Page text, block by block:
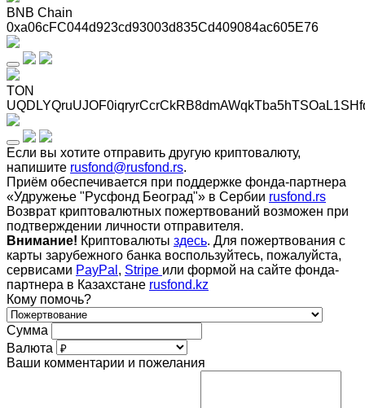
BNB Chain
0xa06cFC044d923cd93003d835Cd409084ac605E76
TON
Если вы хотите отправить другую криптовалюту,
напишите rusfond@rusfond.rs.
Приём обеспечивается при поддержке фонда-партнера
«Удружење "Русфонд Београд"» в Сербии rusfond.rs
Возврат криптовалютных пожертвований возможен при
подтверждении личности отправителя.
Внимание! Криптовалюты здесь. Для пожертвования с
карты зарубежного банка воспользуйтесь, пожалуйста,
сервисами PayPal , Stripe или формой на сайте фонда-
партнера в Казахстане rusfond.kz
Кому помочь?
Сумма
Валюта
Ваши комментарии и пожелания